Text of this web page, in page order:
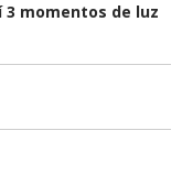
3 momentos de luz